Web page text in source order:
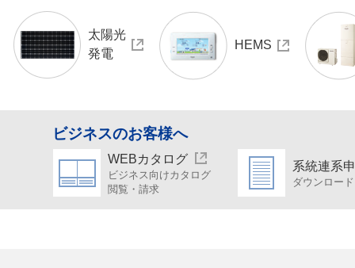
太陽光
発電
HEMS
ビジネスのお客様へ
WEBカタログ
ビジネス向けカタログ
閲覧・請求
系統連系
ダウンロード